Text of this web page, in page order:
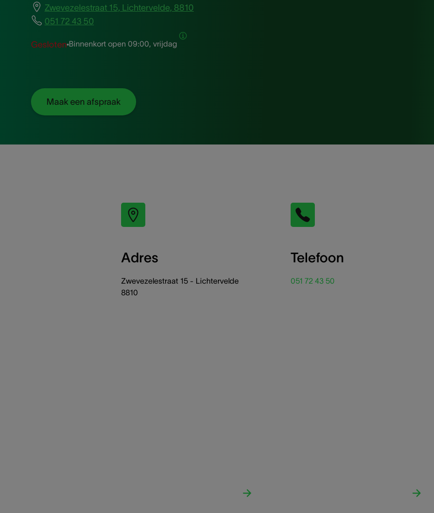
Zwevezelestraat 15, Lichtervelde, 8810
051 72 43 50
Gesloten Binnenkort open 09:00, vrijdag
Maak een afspraak
Adres
Zwevezelestraat 15 - Lichtervelde
8810
Telefoon
051 72 43 50